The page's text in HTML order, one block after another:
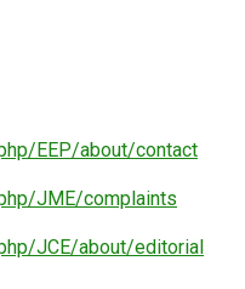
EEP/about/contact
JME/complaints
JCE/about/editorial